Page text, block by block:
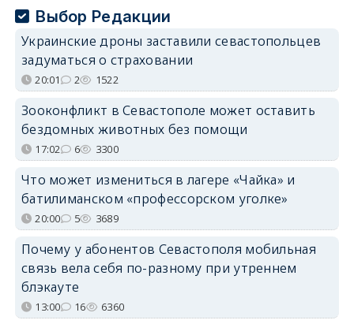
Выбор Редакции
Украинские дроны заставили севастопольцев
задуматься о страховании
20:01 2 1522
Зооконфликт в Севастополе может оставить
бездомных животных без помощи
17:02 6 3300
Что может измениться в лагере «Чайка» и
батилиманском «профессорском уголке»
20:00 5 3689
Почему у абонентов Севастополя мобильная
связь вела себя по-разному при утреннем
блэкауте
13:00 16 6360